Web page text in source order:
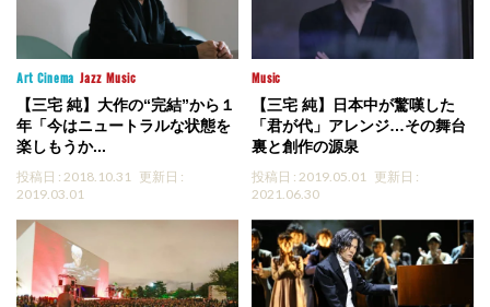
Art Cinema Jazz Music
【三宅 純】大作の“完結”から１
年「今はニュートラルな状態を
楽しもうか...
投稿日 : 2018.10.31 更新日 :
2019.03.01
Music
【三宅 純】日本中が驚嘆した
「君が代」アレンジ…その舞台
裏と創作の源泉
投稿日 : 2019.05.01 更新日 :
2021.06.30